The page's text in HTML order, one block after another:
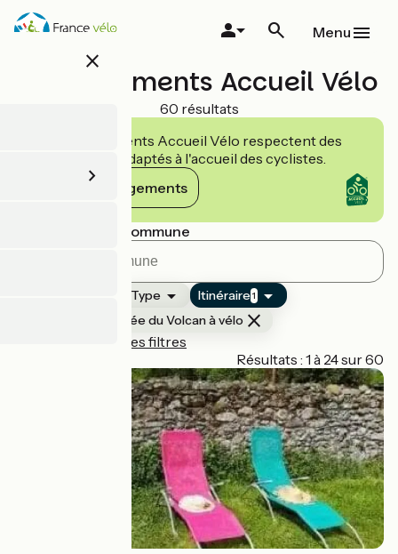
Aller
au
close
Menu
Hébergements Accueil Vélo
60 résultats
Les établissements Accueil Vélo respectent des
engagements adaptés à l'accueil des cyclistes.
Voir les engagements
Rechercher par commune
Type Itinéraire1
La Grande Traversée du Volcan à vélo
Réinitialiser tous les filtres
Résultats : 1 à 24 sur 60